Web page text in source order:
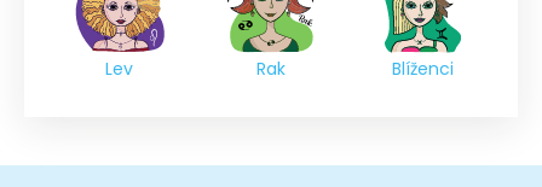
Lev Rak Blíženci